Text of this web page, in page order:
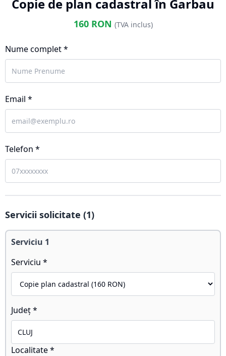
Copie de plan cadastral în Garbau
160RON (TVA inclus)
Nume complet *
Email *
Telefon *
Servicii solicitate (1)
Serviciu 1
Serviciu *
Județ *
Localitate *